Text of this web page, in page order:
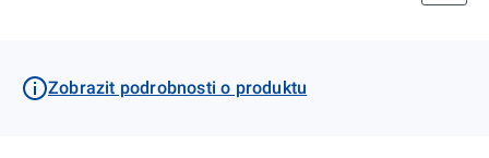
Zobrazit podrobnosti o produktu